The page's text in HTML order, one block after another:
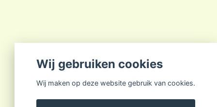
Wij gebruiken cookies
Wij maken op deze website gebruik van cookies.